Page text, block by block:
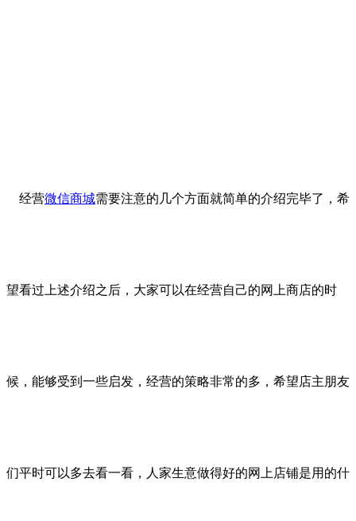
经营微信商城需要注意的几个方面就简单的介绍完毕了，希
望看过上述介绍之后，大家可以在经营自己的网上商店的时
候，能够受到一些启发，经营的策略非常的多，希望店主朋友
们平时可以多去看一看，人家生意做得好的网上店铺是用的什